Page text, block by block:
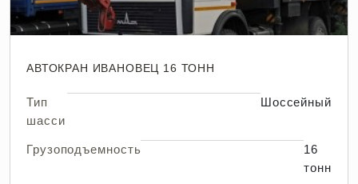
АВТОКРАН ИВАНОВЕЦ 16 ТОНН
Тип
шасси
Шоссейный
Грузоподъемность
16
тонн